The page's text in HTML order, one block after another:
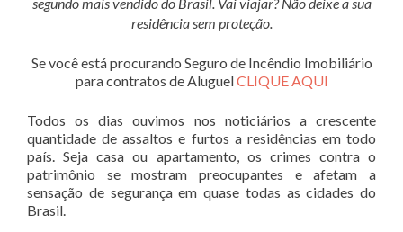
residência sem proteção.
Se você está procurando Seguro de Incêndio Imobiliário
para contratos de AluguelCLIQUE AQUI
Todos os dias ouvimos nos noticiários a crescente
quantidade de assaltos e furtos a residências em todo
país. Seja casa ou apartamento, os crimes contra o
patrimônio se mostram preocupantes e afetam a
sensação de segurança em quase todas as cidades do
Brasil.